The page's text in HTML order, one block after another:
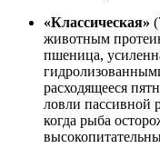
«Классическая»
животным
пшеница,
расходящееся
ловли пассивной
когда рыба